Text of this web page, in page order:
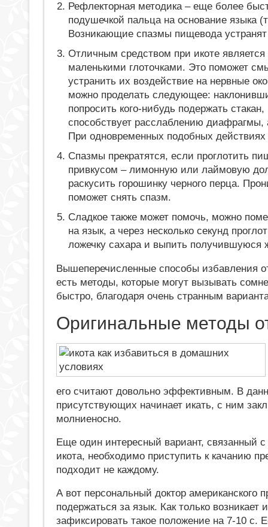
Рефлекторная методика – еще более
подушечкой пальца на основание языка
Возникающие спазмы пищевода
Отличным средством при икоте
маленькими глоточками. Это поможет
устранить их воздействие на нервные
можно проделать следующее:
попросить кого-нибудь подержать
способствует расслаблению
При одновременных подобных
Спазмы прекратятся, если проглотить
привкусом – лимонную или лаймовую
раскусить горошинку черного перца.
поможет снять спазм.
Сладкое также может помочь, можно
на язык, а через несколько секунд
ложечку сахара и выпить получившуюся
Вышеперечисленные способы избавления
есть методы, которые могут вызывать
быстро, благодаря очень странным
Оригинальные методы
его считают довольно эффективным. В
присутствующих начинает икать, с ним
молниеносно.
Еще один интересный вариант, связанный
икота, необходимо приступить к качанию
подходит не каждому.
А вот персональный доктор американского
подержаться за язык. Как только
зафиксировать такое положение на 7-10 с.